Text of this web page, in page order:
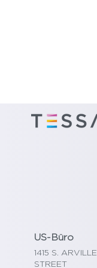
US-Büro
1415 S. ARVILLE
STREET